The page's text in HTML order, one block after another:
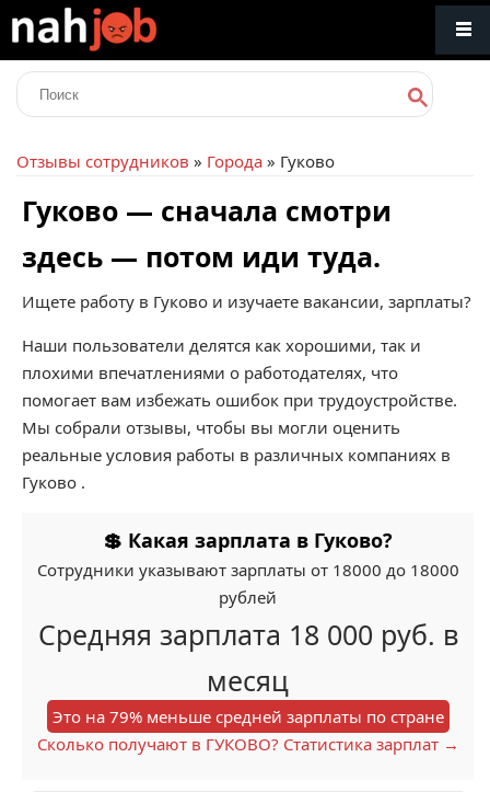
Отзывы сотрудников » Города » Гуково
Гуково — сначала смотри
здесь — потом иди туда.
Ищете работу в Гуково и изучаете вакансии, зарплаты?
Наши пользователи делятся как хорошими, так и
плохими впечатлениями о работодателях, что
помогает вам избежать ошибок при трудоустройстве.
Мы собрали отзывы, чтобы вы могли оценить
реальные условия работы в различных компаниях в
Гуково .
💲 Какая зарплата в Гуково?
Сотрудники указывают зарплаты от 18000 до 18000
рублей
Средняя зарплата 18 000 руб. в
месяц
Это на 79% меньше средней зарплаты по стране
Сколько получают в ГУКОВО? Статистика зарплат →